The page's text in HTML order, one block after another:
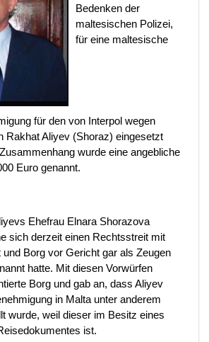
Bedenken der
maltesischen Polizei,
für eine maltesische
für den von Interpol wegen
Rakhat Aliyev (Shoraz) eingesetzt
wurde eine angebliche
Euro genannt.
Ehefrau Elnara Shorazova
sich derzeit einen Rechtsstreit mit
und Borg vor Gericht gar als Zeugen
hatte. Mit diesen Vorwürfen
Borg und gab an, dass Aliyev
in Malta unter anderem
wurde, weil dieser im Besitz eines
ist.